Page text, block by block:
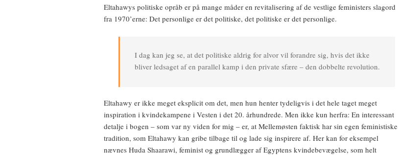
Eltahawys politiske opråb er på mange måder en revitalisering af de vestlige feministers slagord
fra 1970’erne: Det personlige er det politiske, det politiske er det personlige.
I dag kan jeg se, at det politiske aldrig for alvor vil forandre sig, hvis det ikke
bliver ledsaget af en parallel kamp i den private sfære – den dobbelte revolution.
Eltahawy er ikke meget eksplicit om det, men hun henter tydeligvis i det hele taget meget
inspiration i kvindekampene i Vesten i det 20. århundrede. Men ikke kun herfra: En interessant
detalje i bogen – som var ny viden for mig – er, at Mellemøsten faktisk har sin egen feministiske
tradition, som Eltahawy kan gribe tilbage til og lade sig inspirere af. Her kan for eksempel
nævnes Huda Shaarawi, feminist og grundlægger af Egyptens kvindebevægelse, som helt